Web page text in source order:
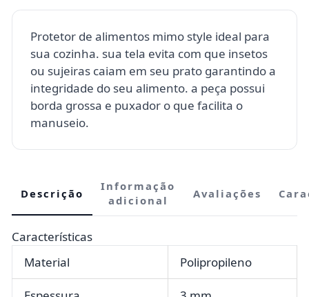
Protetor de alimentos mimo style ideal para
sua cozinha. sua tela evita com que insetos
ou sujeiras caiam em seu prato garantindo a
integridade do seu alimento. a peça possui
borda grossa e puxador o que facilita o
manuseio.
Descrição
Informação
adicional
Avaliações
Características
Material
Polipropileno